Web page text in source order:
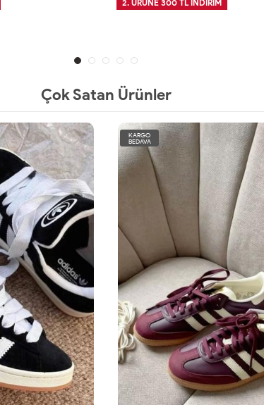
2. ÜRÜNE 300 TL İNDİRİM
Çok Satan Ürünler
KARGO
BEDAVA